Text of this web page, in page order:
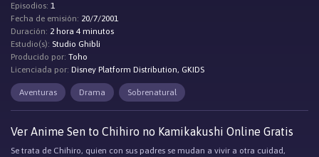
Episodios: 1
Fecha de emisión: 20/7/2001
Duración: 2 hora 4 minutos
Estudio(s): Studio Ghibli
Producido por: Toho
Licenciada por: Disney Platform Distribution, GKIDS
Aventuras Drama Sobrenatural
Ver Anime Sen to Chihiro no Kamikakushi Online Gratis
Se trata de Chihiro, quien con sus padres se mudan a vivir a otra cuidad,